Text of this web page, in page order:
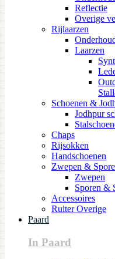
Reflectie
Overige
Rijlaarzen
Laarzen
Schoenen &
Jodhpur
Chaps
Rijsokken
Handschoenen
Zwepen &
Zwepen
Sporen &
Accessoires
Ruiter Overige
Paard
In Paard